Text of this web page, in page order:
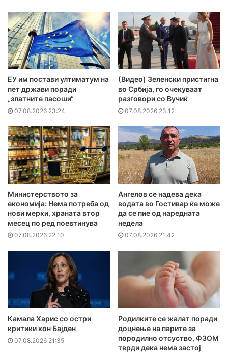
ЕУ им постави ултиматум на
пет држави поради
„златните пасоши“
07.08.2026 23:24
(Видео) Зеленски пристигна
во Србија, го очекуваат
разговори со Вучиќ
07.08.2026 23:12
Министерството за
економија: Нема потреба од
нови мерки, храната втор
месец по ред поевтинува
07.08.2026 22:10
Ангелов се надева дека
водата во Гостивар ќе може
да се пие од наредната
недела
07.08.2026 21:42
Камала Харис со остри
критики кон Бајден
07.08.2026 21:35
Родилките се жалат поради
доцнење на парите за
породилно отсуство, ФЗОМ
тврди дека нема застој